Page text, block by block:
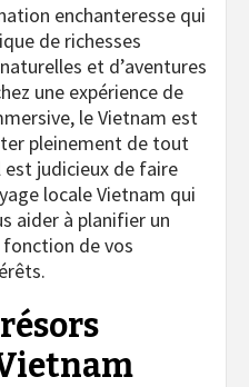
enchanteresse qui
de richesses
et d’aventures
une expérience de
le Vietnam est
pleinement de tout
est judicieux de faire
locale Vietnam qui
aider à planifier un
de vos